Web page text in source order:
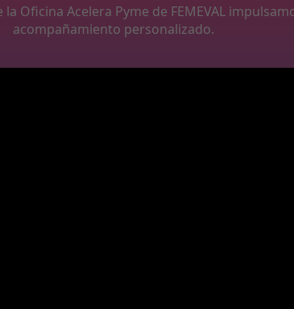
Oficina Acelera Pyme de FEMEVAL
acompañamiento personalizado.